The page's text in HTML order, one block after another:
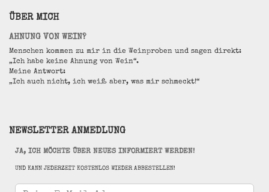
ÜBER MICH
AHNUNG VON WEIN?
Menschen kommen zu mir in die Weinproben und sagen direkt:
„Ich habe keine Ahnung von Wein“.
Meine Antwort:
„Ich auch nicht, ich weiß aber, was mir schmeckt!“
NEWSLETTER ANMEDLUNG
JA, ICH MÖCHTE ÜBER NEUES INFORMIERT WERDEN!
UND KANN JEDERZEIT KOSTENLOS WIEDER ABBESTELLEN!